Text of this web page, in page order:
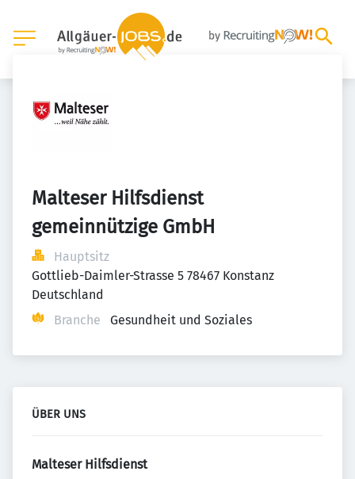
Malteser Hilfsdienst
gemeinnützige GmbH
Hauptsitz
Gottlieb-Daimler-Strasse 5 78467 Konstanz
Deutschland
Branche
Gesundheit und Soziales
ÜBER UNS
Malteser Hilfsdienst